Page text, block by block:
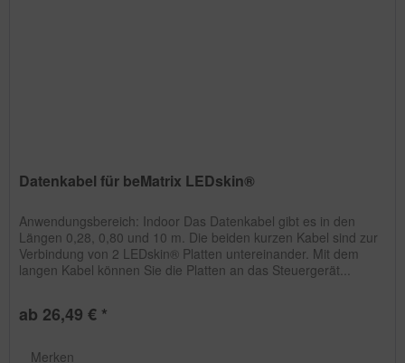
Datenkabel für beMatrix LEDskin®
Anwendungsbereich: Indoor Das Datenkabel gibt es in den
Längen 0,28, 0,80 und 10 m. Die beiden kurzen Kabel sind zur
Verbindung von 2 LEDskin® Platten untereinander. Mit dem
langen Kabel können Sie die Platten an das Steuergerät...
ab 26,49 € *
Merken